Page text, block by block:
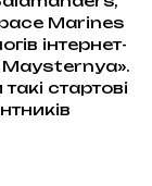
Marines
інтернет-
Maysternya».
стартові